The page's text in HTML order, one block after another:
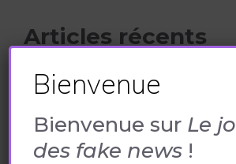
Articles récents
Un poisson clown trouvé dans le port
Jean-de-Luz !
2 mai 2024
Une prison va être bâtie près du
Bienvenue
Bienvenue sur Le
des fake news !